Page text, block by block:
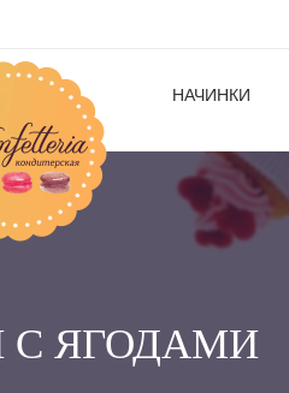
НАЧИНКИ
С ЯГОДАМИ